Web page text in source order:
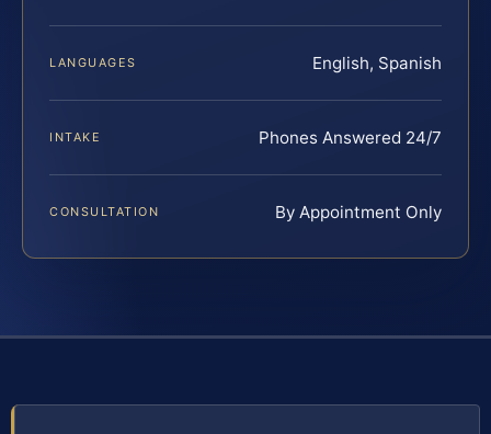
LANGUAGES English, Spanish
INTAKE Phones Answered 24/7
CONSULTATION By Appointment Only